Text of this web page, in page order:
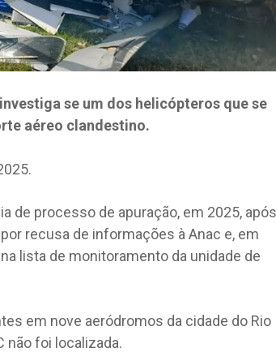
se um dos helicópteros que se
aéreo clandestino.
de processo de apuração, em 2025, após
recusa de informações à Anac e, em
lista de monitoramento da unidade de
em nove aeródromos da cidade do Rio
não foi localizada.